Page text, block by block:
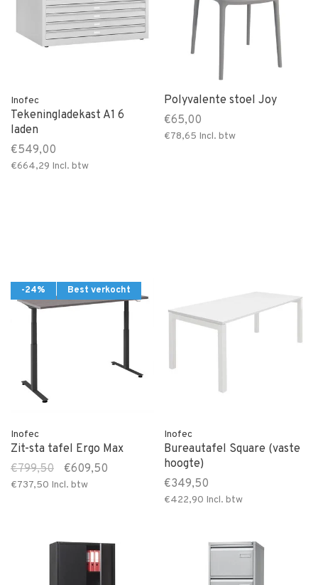
Inofec
Tekeningladekast A1 6
laden
€549,00
€664,29 Incl. btw
Polyvalente stoel Joy
€65,00
€78,65 Incl. btw
-24% Best verkocht
Inofec
Zit-sta tafel Ergo Max
€799,50
€609,50
€737,50 Incl. btw
Inofec
Bureautafel Square (vaste
hoogte)
€349,50
€422,90 Incl. btw